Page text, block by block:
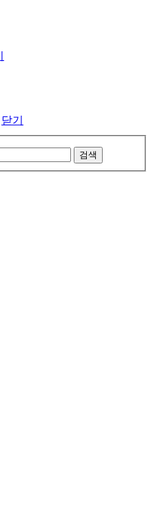
닫기
검색